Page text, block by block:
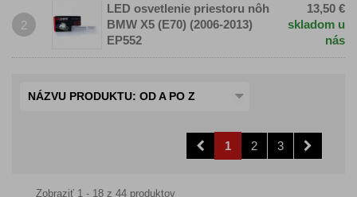
2
LED osvetlenie priestoru nôh
BMW X5 (E70) (2006-2013)
EP552
13,50 €
skladom u
nás
NÁZVU PRODUKTU: OD A PO Z
1 2 3
Zobraziť 1 - 18 z 44 produktov